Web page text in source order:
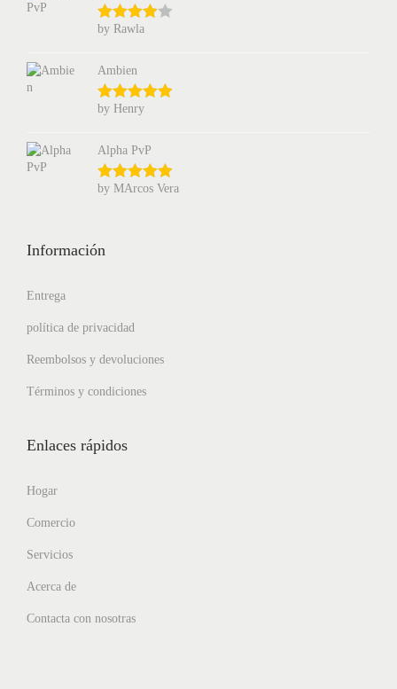
by Rawla
Ambien
by Henry
Alpha PvP
by MArcos Vera
Información
Entrega
política de privacidad
Reembolsos y devoluciones
Términos y condiciones
Enlaces rápidos
Hogar
Comercio
Servicios
Acerca de
Contacta con nosotras